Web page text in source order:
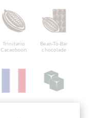
Trinitario
Cacaoboon
Bean-To-Bar
chocolade